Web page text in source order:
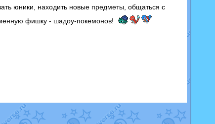
юники, находить новые предметы, общаться с
фишку - шадоу-покемонов!